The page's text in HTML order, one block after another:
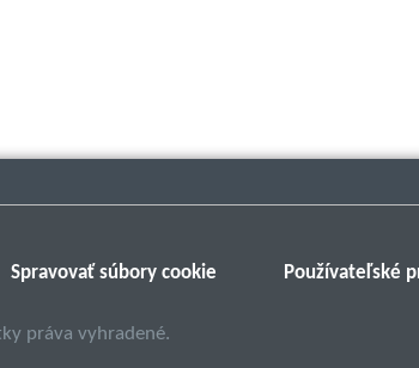
Spravovať súbory cookie Používateľské
práva vyhradené.